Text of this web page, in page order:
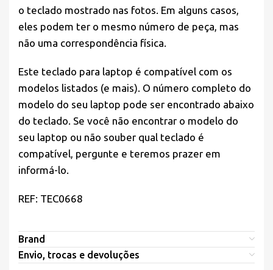
o teclado mostrado nas fotos. Em alguns casos,
eles podem ter o mesmo número de peça, mas
não uma correspondência física.
Este teclado para laptop é compatível com os
modelos listados (e mais). O número completo do
modelo do seu laptop pode ser encontrado abaixo
do teclado. Se você não encontrar o modelo do
seu laptop ou não souber qual teclado é
compatível, pergunte e teremos prazer em
informá-lo.
REF: TEC0668
Brand
Envio, trocas e devoluções